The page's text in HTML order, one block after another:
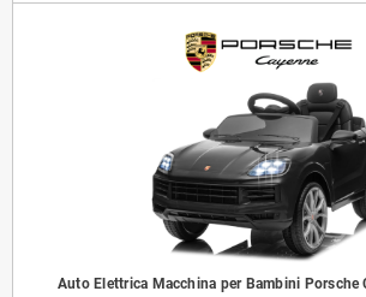
Auto Elettrica Macchina per Bambini Porsche